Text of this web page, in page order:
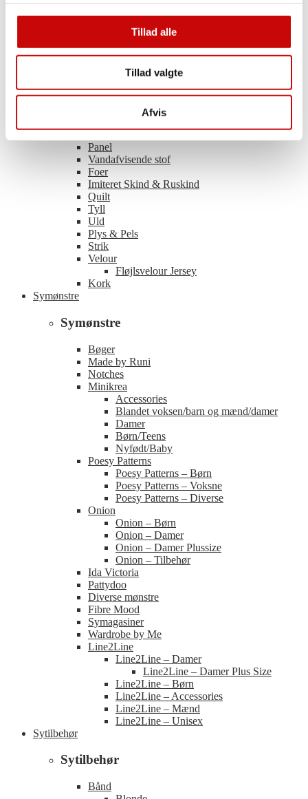
Tillad alle
Tillad valgte
Afvis
Light & Lush – Viscose
Organza
Coated Bomuld
Øvrige Tekstiler
Bade- og undertøjsstof
Panel
Vandafvisende stof
Foer
Imiteret Skind & Ruskind
Quilt
Tyll
Uld
Plys & Pels
Strik
Velour
Fløjlsvelour Jersey
Kork
Symønstre
Symønstre
Bøger
Made by Runi
Notches
Minikrea
Accessories
Blandet voksen/barn og mænd/damer
Damer
Børn/Teens
Nyfødt/Baby
Poesy Patterns
Poesy Patterns – Børn
Poesy Patterns – Voksne
Poesy Patterns – Diverse
Onion
Onion – Børn
Onion – Damer
Onion – Damer Plussize
Onion – Tilbehør
Ida Victoria
Pattydoo
Diverse mønstre
Fibre Mood
Symagasiner
Wardrobe by Me
Line2Line
Line2Line – Damer
Line2Line – Damer Plus Size
Line2Line – Børn
Line2Line – Accessories
Line2Line – Mænd
Line2Line – Unisex
Sytilbehør
Sytilbehør
Bånd